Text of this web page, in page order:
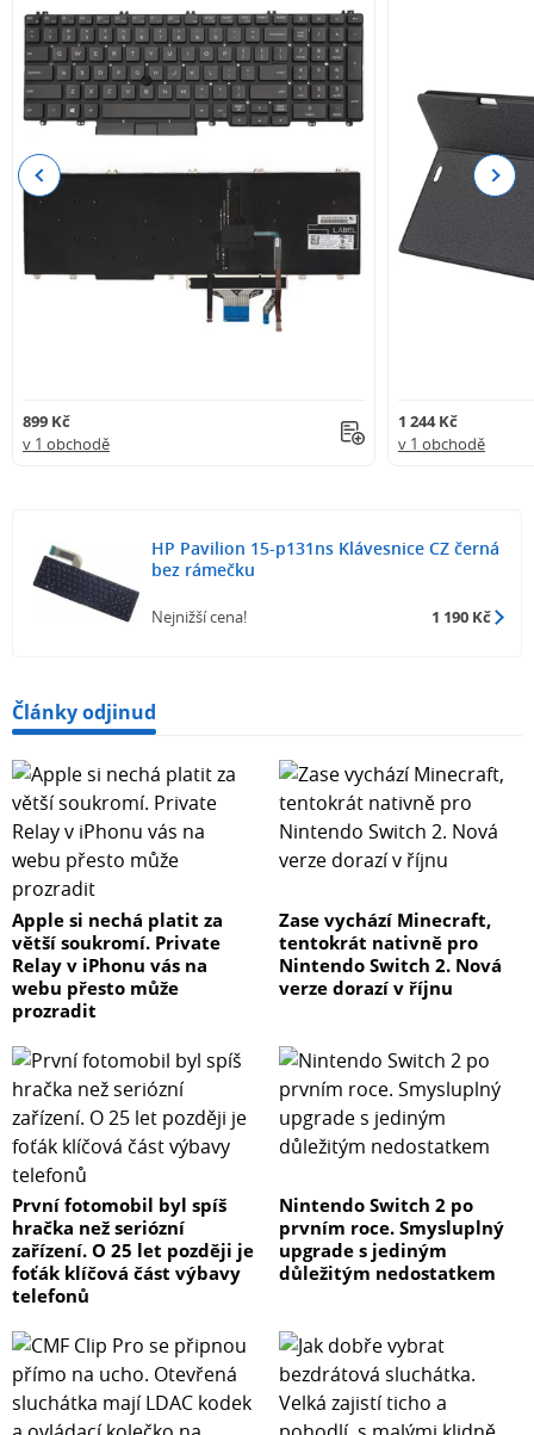
899 Kč
v 1 obchodě
1 244 Kč
v 1 obchodě
Previous Next
HP Pavilion 15-p131ns Klávesnice CZ černá
bez rámečku
Nejnižší cena! 1 190 Kč
Články odjinud
Apple si nechá platit za
větší soukromí. Private
Relay v iPhonu vás na
webu přesto může
prozradit
Zase vychází Minecraft,
tentokrát nativně pro
Nintendo Switch 2. Nová
verze dorazí v říjnu
První fotomobil byl spíš
hračka než seriózní
zařízení. O 25 let později je
foťák klíčová část výbavy
telefonů
Nintendo Switch 2 po
prvním roce. Smysluplný
upgrade s jediným
důležitým nedostatkem